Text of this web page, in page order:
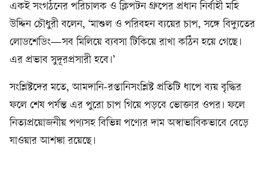
একই সংগঠনের পরিচালক ও ক্লিপটন গ্রুপের প্রধান নির্বাহী মহি
উদ্দিন চৌধুরী বলেন, ‘মাশুল ও পরিবহন ব্যয়ের চাপ, সঙ্গে বিদ্যুতের
লোডশেডিং—সব মিলিয়ে ব্যবসা টিকিয়ে রাখা কঠিন হয়ে গেছে।
এর প্রভাব সুদূরপ্রসারী হবে।’
সংশ্লিষ্টদের মতে, আমদানি-রপ্তানিসংশ্লিষ্ট প্রতিটি ধাপে ব্যয় বৃদ্ধির
ফলে শেষ পর্যন্ত এর পুরো চাপ গিয়ে পড়বে ভোক্তার ওপর। ফলে
নিত্যপ্রয়োজনীয় পণ্যসহ বিভিন্ন পণ্যের দাম অস্বাভাবিকভাবে বেড়ে
যাওয়ার আশঙ্কা রয়েছে।